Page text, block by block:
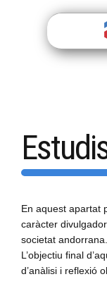
En aquest apartat
caràcter
societat andorrana.
L’objectiu final
d’anàlisi i reflexió